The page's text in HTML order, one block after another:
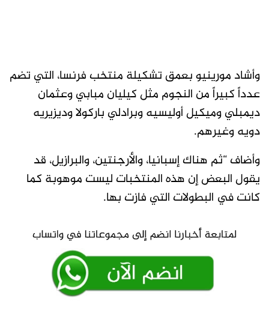
وأشاد مورينيو بعمق تشكيلة منتخب فرنسا، التي تضم
عدداً كبيراً من النجوم مثل كيليان مبابي وعثمان
ديمبلي وميكيل أوليسيه وبرادلي باركولا وديزيريه
دويه وغيرهم.
وأضاف “ثم هناك إسبانيا، والأرجنتين، والبرازيل، قد
يقول البعض إن هذه المنتخبات ليست موهوبة كما
كانت في البطولات التي فازت بها.